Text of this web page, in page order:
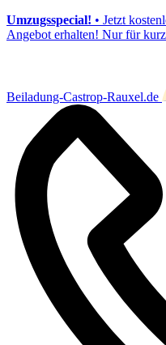
Umzugsspecial! • Jetzt
Angebot erhalten! Nur für
Beiladung-Castrop-Rauxel.de